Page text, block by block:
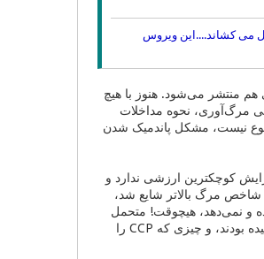
می کشاند....این ویروس
منتشر می‌شود. هنوز با هیچ
مرگ‌آوری، نحوه مداخلات
نیست، مشکل پاندمیک شدن
کوچکترین ارزشی ندارد و
شاخص مرگ بالاتر شایع شد،
و نمی‌دهد، هیچوقت! متحمل
شدن اینهمه زیان اقتصادی و لطمه به شهرت و تبدیل شدن به تیتر اول اخبار آخرالزمانی در جهان و ... نشان می‌دهد آنها ترسیده بودند، و چیزی که CCP را